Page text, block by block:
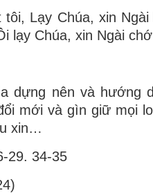
Lạy Chúa, xin
lạy Chúa, xin Ngài
dựng nên và hướng
mới và gìn giữ mọi
xin…
29. 34-35